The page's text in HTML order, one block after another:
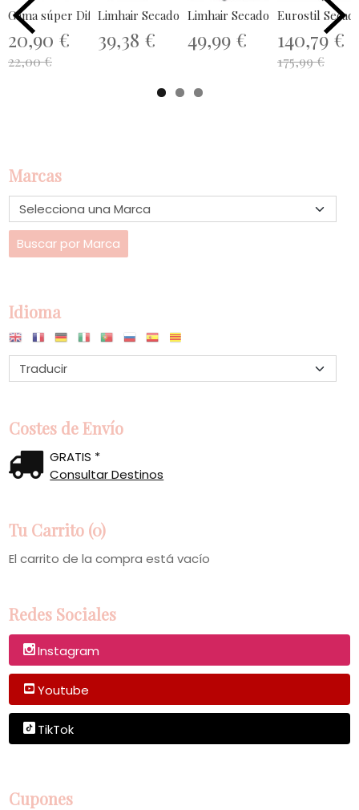
Marcas
Idioma
Costes de Envío
GRATIS *
Consultar Destinos
Tu Carrito (0)
El carrito de la compra está vacío
Redes Sociales
Instagram
Youtube
TikTok
Cupones
Gama súper Difusor Universal
20,90 €
22,00 €
Limhair Secador HP 3.7 Negro
39,38 €
Limhair Secador VR 4.0
49,99 €
Eurostil
140,79 €
175,99 €